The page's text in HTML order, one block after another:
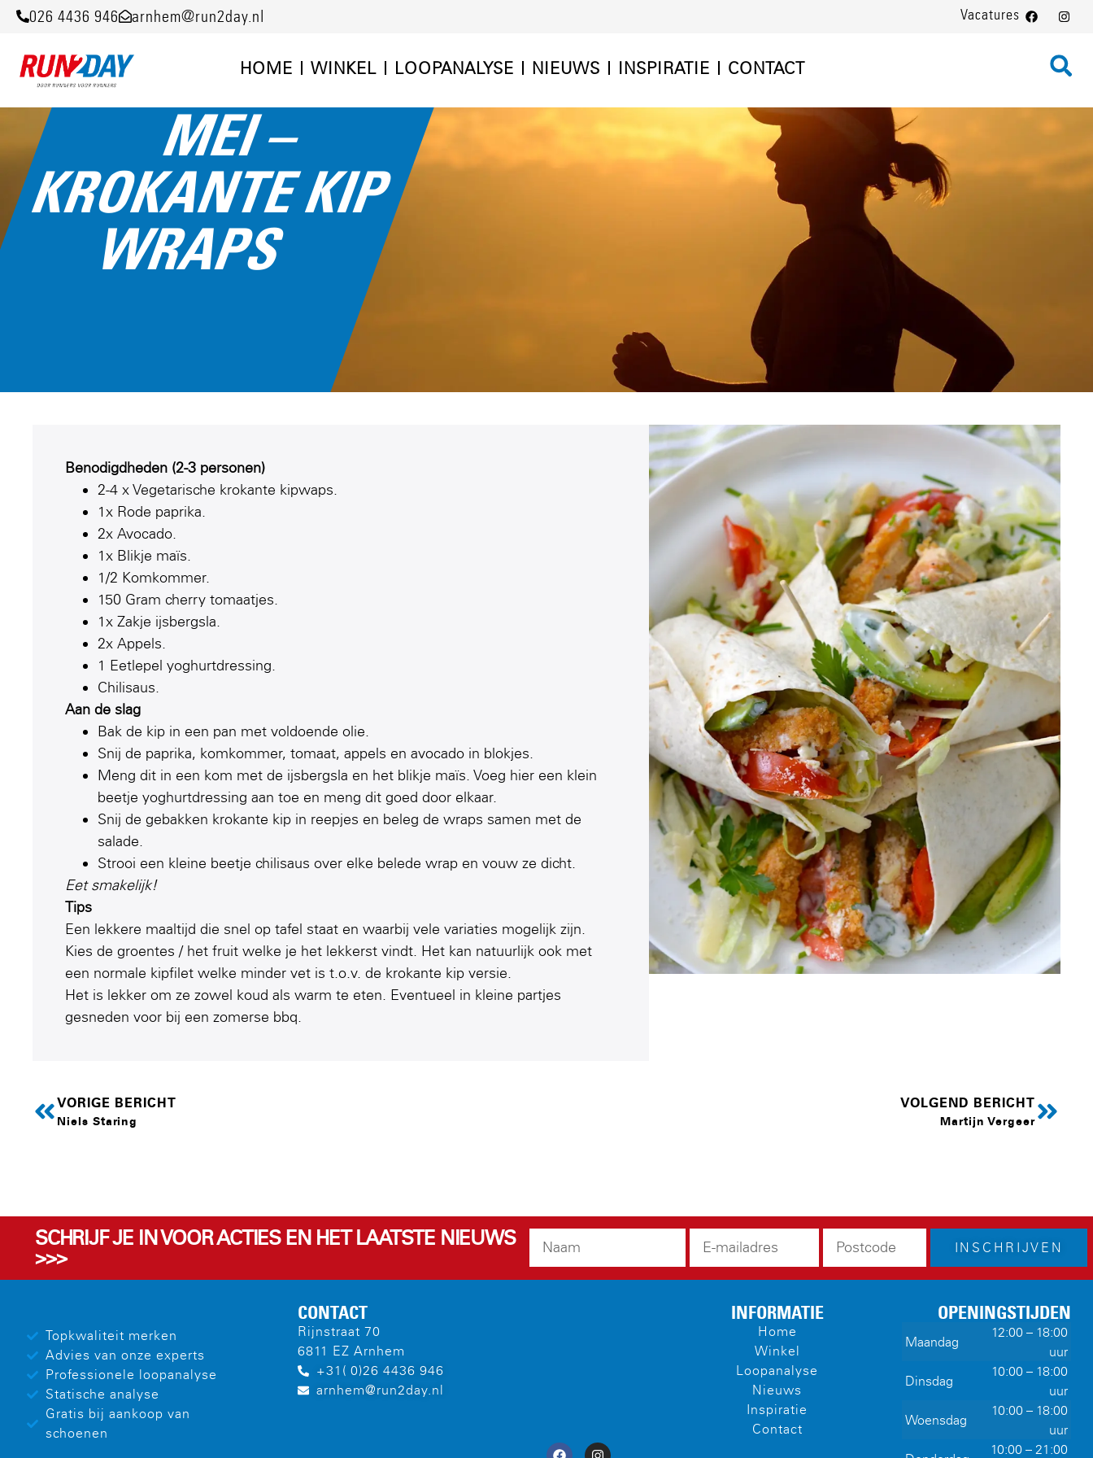
026 4436 946 arnhem@run2day.nl Vacatures
HOME WINKEL LOOPANALYSE NIEUWS INSPIRATIE CONTACT
MEI –
KROKANTE KIP
WRAPS
Benodigdheden (2-3 personen)
2-4 x Vegetarische krokante kipwaps.
1x Rode paprika.
2x Avocado.
1x Blikje maïs.
1/2 Komkommer.
150 Gram cherry tomaatjes.
1x Zakje ijsbergsla.
2x Appels.
1 Eetlepel yoghurtdressing.
Chilisaus.
Aan de slag
Bak de kip in een pan met voldoende olie.
Snij de paprika, komkommer, tomaat, appels en avocado in blokjes.
Meng dit in een kom met de ijsbergsla en het blikje maïs. Voeg hier een klein
beetje yoghurtdressing aan toe en meng dit goed door elkaar.
Snij de gebakken krokante kip in reepjes en beleg de wraps samen met de
salade.
Strooi een kleine beetje chilisaus over elke belede wrap en vouw ze dicht.
Eet smakelijk!
Tips
Een lekkere maaltijd die snel op tafel staat en waarbij vele variaties mogelijk zijn.
Kies de groentes / het fruit welke je het lekkerst vindt. Het kan natuurlijk ook met
een normale kipfilet welke minder vet is t.o.v. de krokante kip versie.
Het is lekker om ze zowel koud als warm te eten. Eventueel in kleine partjes
gesneden voor bij een zomerse bbq.
VORIGE BERICHT
Niels Staring
VOLGEND BERICHT
Martijn Vergeer
SCHRIJF JE IN VOOR ACTIES EN HET LAATSTE NIEUWS
>>>
INSCHRIJVEN
Topkwaliteit merken
Advies van onze experts
Professionele loopanalyse
Statische analyse
Gratis bij aankoop van
schoenen
CONTACT
Rijnstraat 70
6811 EZ Arnhem
+31( 0)26 4436 946
arnhem@run2day.nl
INFORMATIE
Home
Winkel
Loopanalyse
Nieuws
Inspiratie
Contact
OPENINGSTIJDEN
Maandag
12:00 – 18:00
uur
Dinsdag
10:00 – 18:00
uur
Woensdag
10:00 – 18:00
uur
10:00 – 21:00